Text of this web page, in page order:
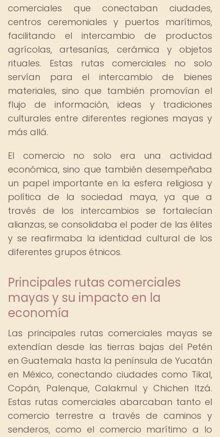
comerciales que conectaban ciudades,
centros ceremoniales y puertos marítimos,
facilitando el intercambio de productos
agrícolas, artesanías, cerámica y objetos
rituales. Estas rutas comerciales no solo
servían para el intercambio de bienes
materiales, sino que también promovían el
flujo de información, ideas y tradiciones
culturales entre diferentes regiones mayas y
más allá.
El comercio no solo era una actividad
económica, sino que también desempeñaba
un papel importante en la esfera religiosa y
política de la sociedad maya, ya que a
través de los intercambios se fortalecían
alianzas, se consolidaba el poder de las élites
y se reafirmaba la identidad cultural de los
diferentes grupos étnicos.
Principales rutas comerciales
mayas y su impacto en la
economía
Las principales rutas comerciales mayas se
extendían desde las tierras bajas del Petén
en Guatemala hasta la península de Yucatán
en México, conectando ciudades como Tikal,
Copán, Palenque, Calakmul y Chichen Itzá.
Estas rutas comerciales abarcaban tanto el
comercio terrestre a través de caminos y
senderos, como el comercio marítimo a lo